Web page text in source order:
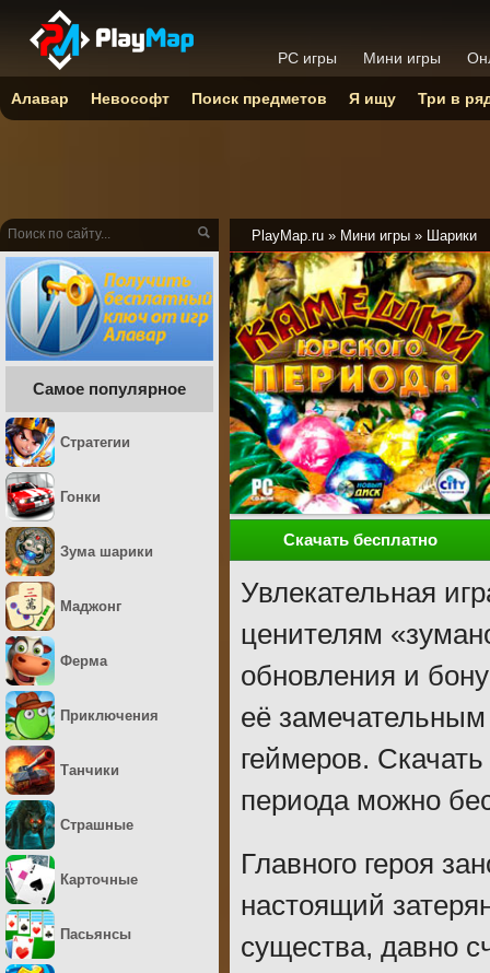
PlayMap.ru » Мини игры » Шарики
Скачать бесплатно
Увлекательная
ценителям
обновления и
её
геймеров.
периода можно
Главного героя
настоящий
существа, давно
Самое популярное
Стратегии
Гонки
Зума шарики
Маджонг
Ферма
Приключения
Танчики
Страшные
Карточные
Пасьянсы
PC игры Мини игры
Алавар Невософт Поиск предметов Я ищу Три в